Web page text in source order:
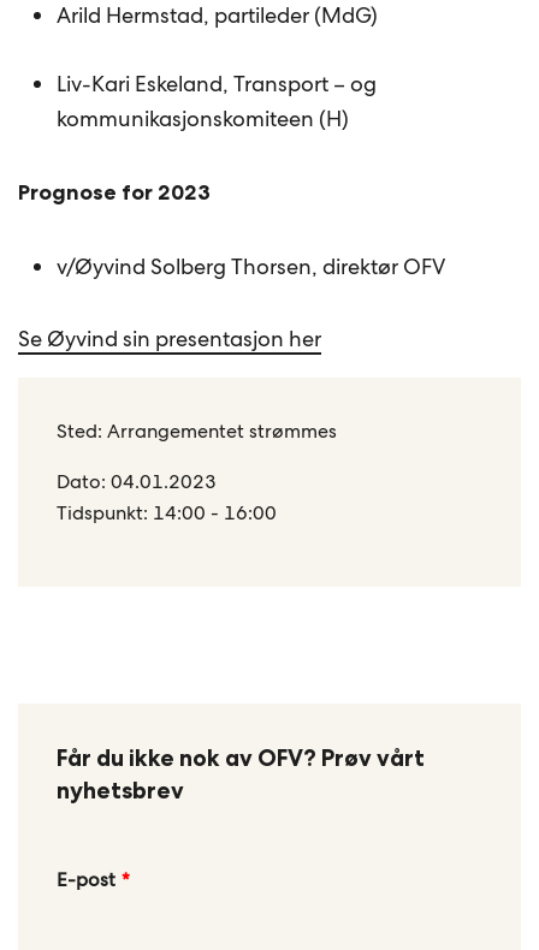
Arild Hermstad, partileder (MdG)
Liv-Kari Eskeland, Transport – og
kommunikasjonskomiteen (H)
Prognose for 2023
v/Øyvind Solberg Thorsen, direktør OFV
Se Øyvind sin presentasjon her
Sted: Arrangementet strømmes
Dato: 04.01.2023
Tidspunkt: 14:00 - 16:00
Får du ikke nok av OFV? Prøv vårt
nyhetsbrev
Leave
E-post